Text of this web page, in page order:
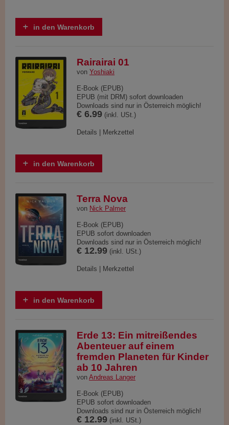
in den Warenkorb
Rairairai 01
von Yoshiaki
E-Book (EPUB)
EPUB (mit DRM) sofort downloaden
Downloads sind nur in Österreich möglich!
€ 6.99 (inkl. USt.)
Details Merkzettel
in den Warenkorb
Terra Nova
von Nick Palmer
E-Book (EPUB)
EPUB sofort downloaden
Downloads sind nur in Österreich möglich!
€ 12.99 (inkl. USt.)
Details Merkzettel
in den Warenkorb
Erde 13: Ein mitreißendes
Abenteuer auf einem
fremden Planeten für Kinder
ab 10 Jahren
von Andreas Langer
E-Book (EPUB)
EPUB sofort downloaden
Downloads sind nur in Österreich möglich!
€ 12.99 (inkl. USt.)